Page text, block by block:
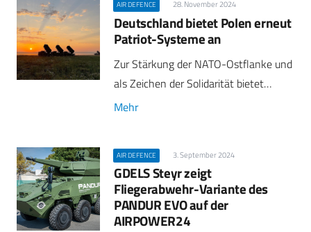
AIR DEFENCE 28. November 2024
Deutschland bietet Polen erneut
Patriot-Systeme an
Zur Stärkung der NATO-Ostflanke und
als Zeichen der Solidarität bietet…
Mehr
AIR DEFENCE 3. September 2024
GDELS Steyr zeigt
Fliegerabwehr-Variante des
PANDUR EVO auf der
AIRPOWER24